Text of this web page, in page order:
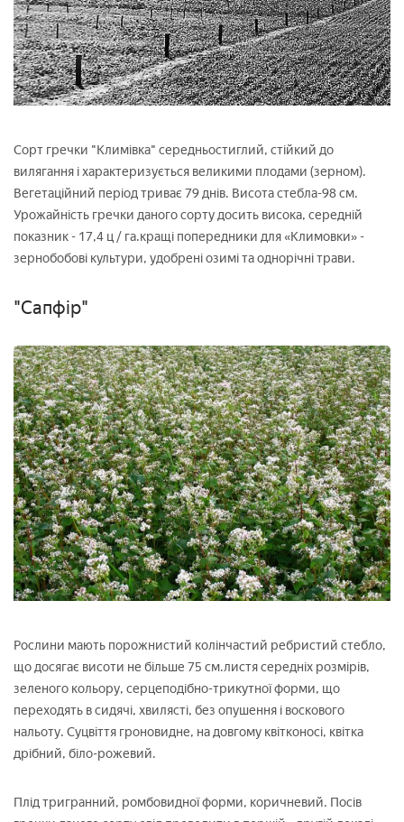
Сорт гречки "Климівка" середньостиглий, стійкий до
вилягання і характеризується великими плодами (зерном).
Вегетаційний період триває 79 днів. Висота стебла-98 см.
Урожайність гречки даного сорту досить висока, середній
показник - 17,4 ц / га.кращі попередники для «Климовки» -
зернобобові культури, удобрені озимі та однорічні трави.
"Сапфір"
Рослини мають порожнистий колінчастий ребристий стебло,
що досягає висоти не більше 75 см.листя середніх розмірів,
зеленого кольору, серцеподібно-трикутної форми, що
переходять в сидячі, хвилясті, без опушення і воскового
нальоту. Суцвіття гроновидне, на довгому квітконосі, квітка
дрібний, біло-рожевий.
Плід тригранний, ромбовидної форми, коричневий. Посів